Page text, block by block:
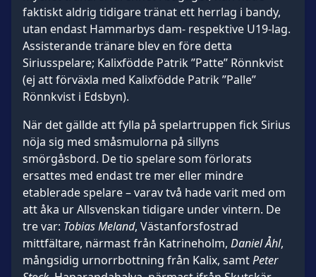
faktiskt aldrig tidigare tränat ett herrlag i bandy,
utan endast Hammarbys dam- respektive U19-lag.
Assisterande tränare blev en före detta
Siriusspelare; Kalixfödde Patrik ”Patte” Rönnkvist
(ej att förväxla med Kalixfödde Patrik ”Palle”
Rönnkvist i Edsbyn).
När det gällde att fylla på spelartruppen fick Sirius
nöja sig med småsmulorna på sillyns
smörgåsbord. De tio spelare som förlorats
ersattes med endast tre mer eller mindre
etablerade spelare – varav två hade varit med om
att åka ur Allsvenskan tidigare under vintern. De
tre var: Tobias Meland, Västanforsfostrad
mittfältare, närmast från Katrineholm, Daniel Åhl,
mångsidig urnorrbottning från Kalix, samtPeter